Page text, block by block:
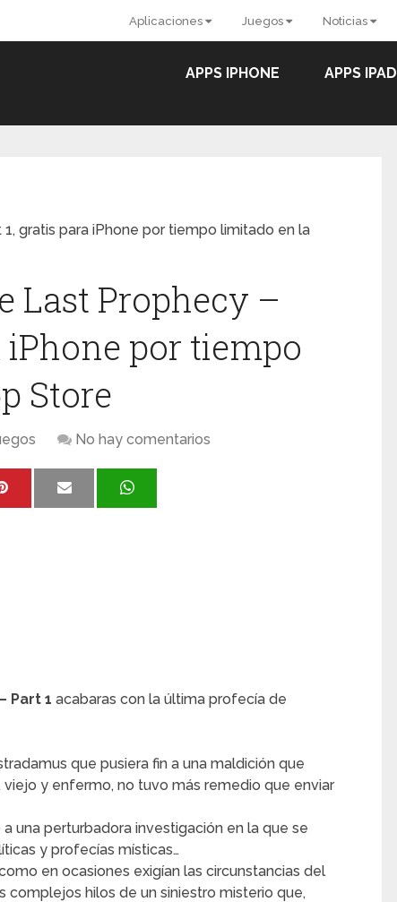
Aplicaciones Juegos Noticias
APPS IPHONE APPS IPAD
gratis para iPhone por tiempo limitado en la
Last Prophecy –
iPhone por tiempo
Store
No hay comentarios
Part 1 acabaras con la última profecía de
que pusiera fin a una maldición que
y enfermo, no tuvo más remedio que enviar
una perturbadora investigación en la que se
y profecías místicas…
en ocasiones exigían las circunstancias del
hilos de un siniestro misterio que,